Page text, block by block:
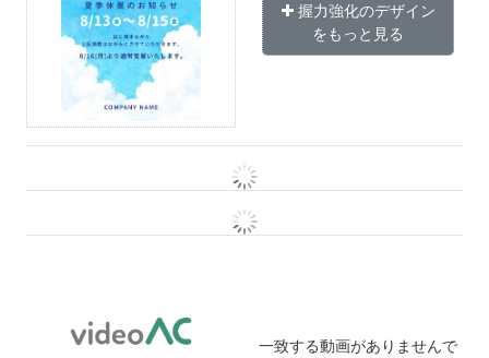
握力強化のデザイン
をもっと見る
一致する動画がありませんで